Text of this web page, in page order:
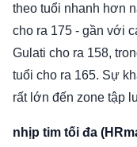
theo tuổi nhanh hơn
cho ra 175 - gần với
Gulati cho ra 158,
tuổi cho ra 165. Sự
rất lớn đến zone tập
nhịp tim tối đa